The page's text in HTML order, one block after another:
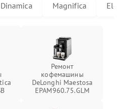
Dinamica Magnifica Eletta
Ремонт
кофемашины
DeLonghi Maestosa
EPAM960.75.GLM